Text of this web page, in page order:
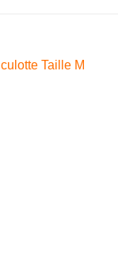
Taille M